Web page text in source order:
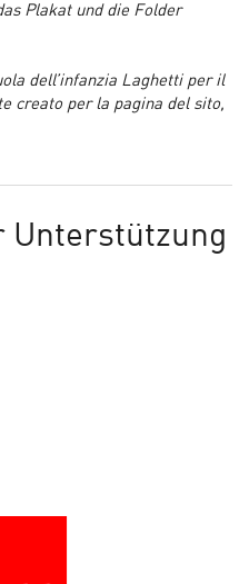
Plakat und die Folder
dell’infanzia Laghetti per il
creato per la pagina del sito,
Unterstützung